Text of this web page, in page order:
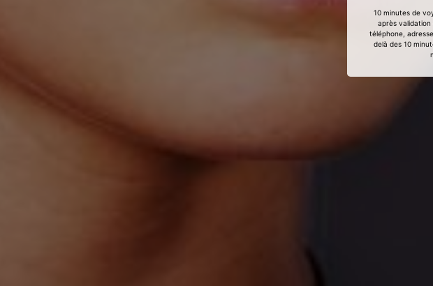
10 minutes de
après
téléphone,
delà des 10